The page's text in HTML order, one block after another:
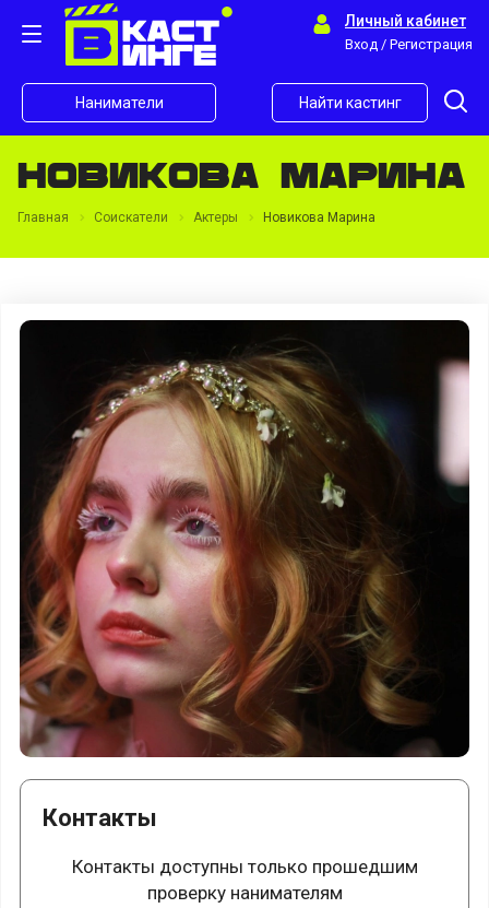
Личный кабинет
Вход / Регистрация
Наниматели Найти кастинг
Новикова Марина
Главная Соискатели Актеры Новикова Марина
Контакты
Контакты доступны только прошедшим
проверку нанимателям